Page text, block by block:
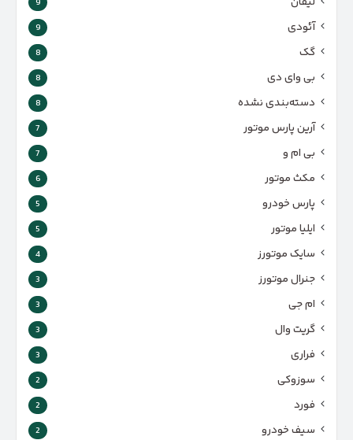
آئودی 9
گک 8
بی وای دی 8
دسته‌بندی نشده 8
آرین پارس موتور 7
بی ام و 7
مکث موتور 6
پارس‌ خودرو 5
ایلیا موتور 5
سایک موتورز 4
جنرال موتورز 3
ام جی 3
گریت وال 3
فراری 3
سوزوکی 2
فورد 2
سیف خودرو 2